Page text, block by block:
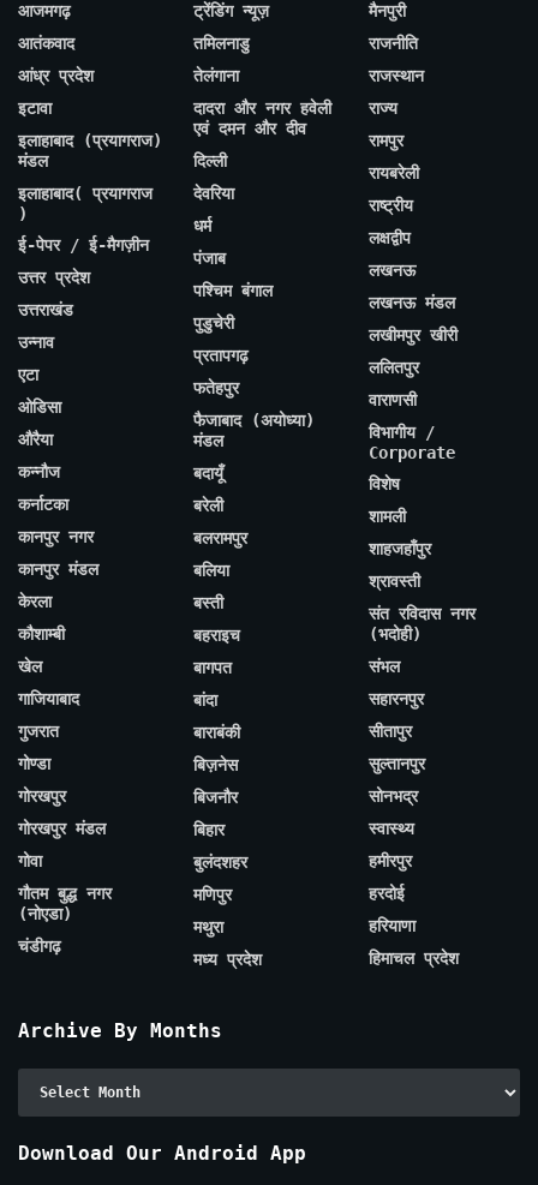
आजमगढ़
आतंकवाद
आंध्र प्रदेश
इटावा
इलाहाबाद (प्रयागराज)
मंडल
इलाहाबाद( प्रयागराज
)
ई-पेपर / ई-मैगज़ीन
उत्तर प्रदेश
उत्तराखंड
उन्नाव
एटा
ओडिसा
औरैया
कन्नौज
कर्नाटका
कानपुर नगर
कानपुर मंडल
केरला
कौशाम्बी
खेल
गाजियाबाद
गुजरात
गोण्डा
गोरखपुर
गोरखपुर मंडल
गोवा
गौतम बुद्ध नगर
(नोएडा)
चंडीगढ़
ट्रेंडिंग न्यूज़
तमिलनाडु
तेलंगाना
दादरा और नगर हवेली
एवं दमन और दीव
दिल्ली
देवरिया
धर्म
पंजाब
पश्चिम बंगाल
पुडुचेरी
प्रतापगढ़
फतेहपुर
फैजाबाद (अयोध्या)
मंडल
बदायूँ
बरेली
बलरामपुर
बलिया
बस्ती
बहराइच
बागपत
बांदा
बाराबंकी
बिज़नेस
बिजनौर
बिहार
बुलंदशहर
मणिपुर
मथुरा
मध्य प्रदेश
मैनपुरी
राजनीति
राजस्थान
राज्य
रामपुर
रायबरेली
राष्ट्रीय
लक्षद्वीप
लखनऊ
लखनऊ मंडल
लखीमपुर खीरी
ललितपुर
वाराणसी
विभागीय /
Corporate
विशेष
शामली
शाहजहाँपुर
श्रावस्ती
संत रविदास नगर
(भदोही)
संभल
सहारनपुर
सीतापुर
सुल्तानपुर
सोनभद्र
स्वास्थ्य
हमीरपुर
हरदोई
हरियाणा
हिमाचल प्रदेश
Archive By Months
Download Our Android App